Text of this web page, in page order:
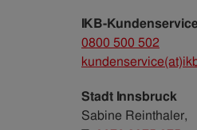
IKB-
0800 500 502
Stadt Innsbruck
Sabine Reinthaler,